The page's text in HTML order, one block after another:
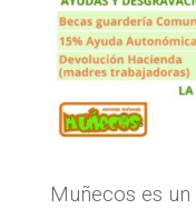
Muñecos es un